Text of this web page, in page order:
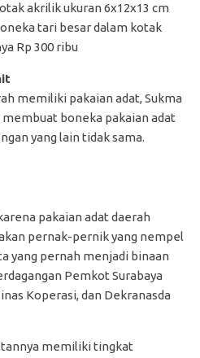
akrilik ukuran 6x12x13 cm
tari besar dalam kotak
Rp 300 ribu
memiliki pakaian adat, Sukma
boneka pakaian adat
yang lain tidak sama.
pakaian adat daerah
pernak-pernik yang nempel
yang pernah menjadi binaan
Pemkot Surabaya
Koperasi, dan Dekranasda
memiliki tingkat